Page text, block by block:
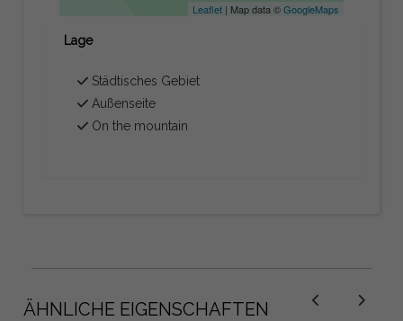
Leaflet| Map data ©GoogleMaps
Lage
Städtisches Gebiet
Außenseite
On the mountain
ÄHNLICHE EIGENSCHAFTEN